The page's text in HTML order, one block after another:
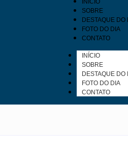
INÍCIO
SOBRE
DESTAQUE DO
FOTO DO DIA
CONTATO
INÍCIO
SOBRE
DESTAQUE DO
FOTO DO DIA
CONTATO